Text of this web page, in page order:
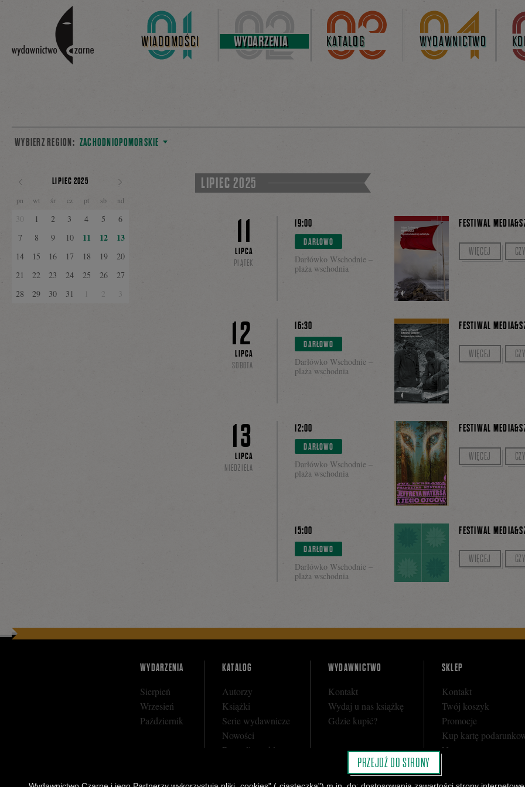
WIADOMOŚCI WYDARZENIA KATALOG WYDAWNICTWO
WYBIERZ REGION: ZACHODNIOPOMORSKIE
POPRZEDNI
NASTĘPNY
LIPIEC 2025
pn wt śr cz pt sb nd
30 1 2 3 4 5
6
7
8 9 10 11 12 13
14 15 16 17 18 19
20
21
22 23 24 25 26
27
28
29 30 31 1 2 3
LIPIEC 2025
11
LIPCA
PIĄTEK
19:00
DARŁOWO
Darłówko Wschodnie –
plaża wschodnia
FESTIWAL
Tajemnica
WIĘCEJ
12
LIPCA
SOBOTA
16:30
DARŁOWO
Darłówko Wschodnie –
plaża wschodnia
FESTIWAL
Ringelblum w
WIĘCEJ
13
LIPCA
NIEDZIELA
12:00
DARŁOWO
Darłówko Wschodnie –
plaża wschodnia
FESTIWAL
Fan Legii i
WIĘCEJ
15:00
DARŁOWO
Darłówko Wschodnie –
plaża wschodnia
FESTIWAL
Rozmowy o
WIĘCEJ
WYDARZENIA
Sierpień
Wrzesień
Październik
KATALOG
Autorzy
Książki
Serie wydawnicze
Nowości
Bestsellery sklepu
WYDAWNICTWO
Kontakt
Wydaj u nas książkę
Gdzie kupić?
SKLEP
Kontakt
Twój koszyk
Promocje
Kup kartę
Nota prawna
Polityka prywatności
PRZEJDŹ DO STRONY